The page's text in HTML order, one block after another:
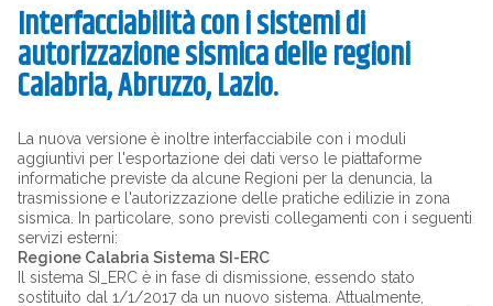
Interfacciabilità con i sistemi di
autorizzazione sismica delle regioni
Calabria, Abruzzo, Lazio.
La nuova versione è inoltre interfacciabile con i moduli
aggiuntivi per l'esportazione dei dati verso le piattaforme
informatiche previste da alcune Regioni per la denuncia, la
trasmissione e l'autorizzazione delle pratiche edilizie in zona
sismica. In particolare, sono previsti collegamenti con i seguenti
servizi esterni:
Regione Calabria Sistema SI-ERC
Il sistema SI_ERC è in fase di dismissione, essendo stato
sostituito dal 1/1/2017 da un nuovo sistema. Attualmente,